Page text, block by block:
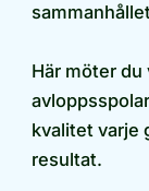
Här möter du
kvalitet varje
resultat.